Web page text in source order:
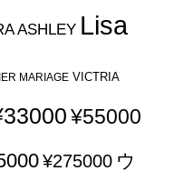
ASHLEY Lisa
MARIAGE VICTRIA
¥55000
¥275000 ウ